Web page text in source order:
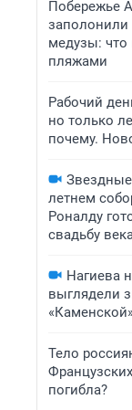
Побережье
медузы: что
пляжами
Рабочий
но только
почему.
Звездные
летнем
Роналду
свадьбу
Нагиева
выглядели
Тело
погибла?